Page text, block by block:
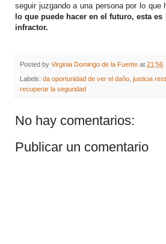
seguir juzgando a una persona por lo
lo que puede hacer en el futuro, esta
infractor.
Posted by Virginia Domingo de la Fuente at 21:56
Labels: da oportunidad de ver el daño justicia
recuperar la seguridad
No hay comentarios:
Publicar un comentario